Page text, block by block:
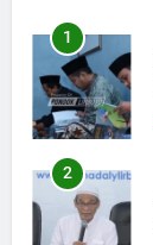
1
2